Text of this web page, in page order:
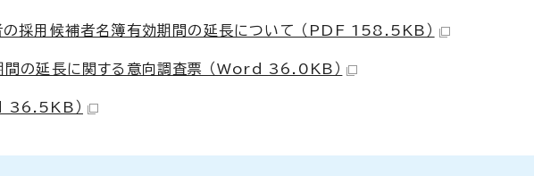
の採用候補者名簿有効期間の延長について （PDF 158.5KB）
間の延長に関する意向調査票 （Word 36.0KB）
36.5KB）